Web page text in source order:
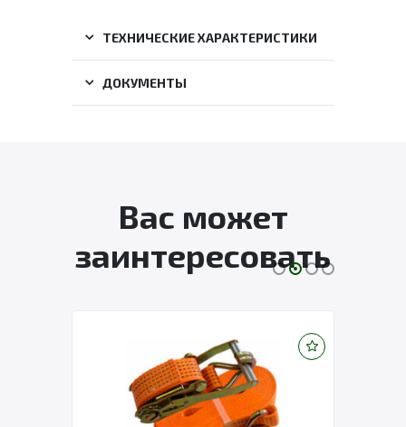
ТЕХНИЧЕСКИЕ ХАРАКТЕРИСТИКИ
ДОКУМЕНТЫ
Вас может
заинтересовать